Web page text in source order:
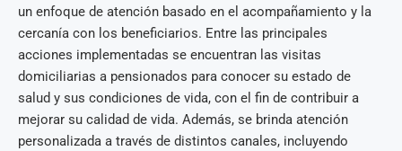
un enfoque de atención basado en el acompañamiento y la
cercanía con los beneficiarios. Entre las principales
acciones implementadas se encuentran las visitas
domiciliarias a pensionados para conocer su estado de
salud y sus condiciones de vida, con el fin de contribuir a
mejorar su calidad de vida. Además, se brinda atención
personalizada a través de distintos canales, incluyendo